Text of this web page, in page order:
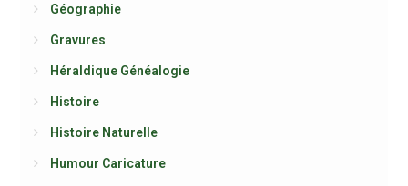
Géographie
Gravures
Héraldique Généalogie
Histoire
Histoire Naturelle
Humour Caricature